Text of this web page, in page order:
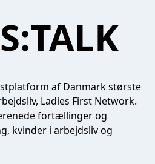
af Danmark største
Ladies First Network.
fortællinger og
kvinder i arbejdsliv og